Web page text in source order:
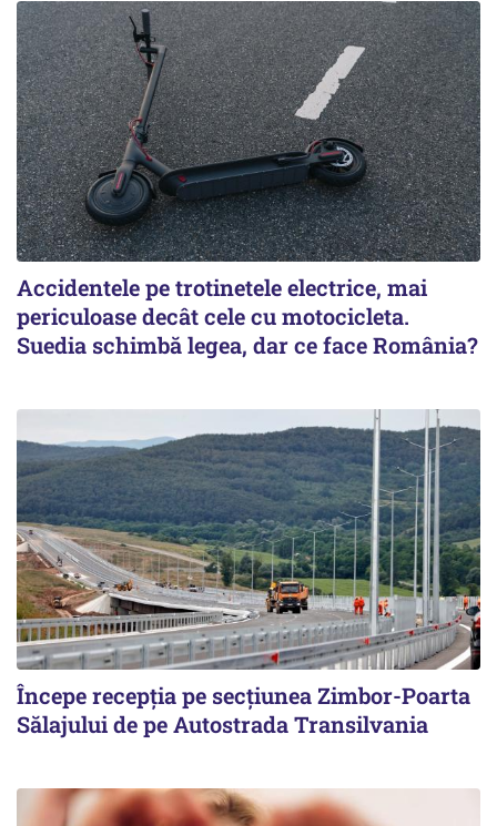
Accidentele pe trotinetele electrice, mai
periculoase decât cele cu motocicleta.
Suedia schimbă legea, dar ce face România?
Începe recepţia pe secţiunea Zimbor-Poarta
Sălajului de pe Autostrada Transilvania